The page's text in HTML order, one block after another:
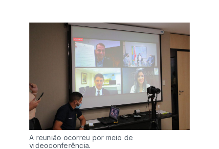
A reunião ocorreu por meio de
videoconferência.